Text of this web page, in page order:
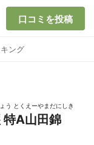
口コミを投稿
ング
う とくえーやまだにしき
特A山田錦